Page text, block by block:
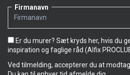
Firmanavn
Er du murer? Sæt kryds her, hvis du
inspiration og faglige råd (Alfix
Ved tilmelding, accepterer du at